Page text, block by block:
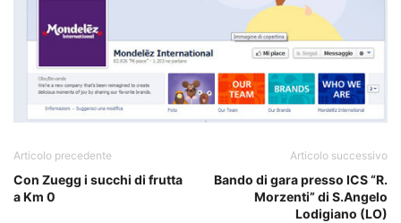
Articolo precedente
Con Zuegg i succhi di frutta
a Km 0
Articolo successivo
Bando di gara presso ICS “R.
Morzenti” di S.Angelo
Lodigiano (LO)